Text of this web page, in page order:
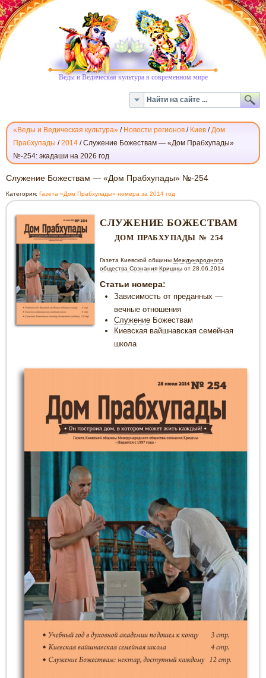
Веды и Ведическая культура в современном мире
«Веды и Ведическая культура» / Новости регионов / Киев /Дом
Прабхупады /2014 /Служение Божествам — «Дом Прабхупады»
№-254: экадаши на 2026 год
СЛУЖЕНИЕ
БОЖЕСТВАМ
—
«ДОМ
ПРАБХУПАДЫ»
№-254
Служение Божествам — «Дом Прабхупады» №-254
Категория: Газета «Дом Прабхупады» номера за 2014 год
СЛУЖЕНИЕ БОЖЕСТВАМ
ДОМ ПРАБХУПАДЫ № 254
Газета Киевской общиныМеждународного
общества Сознания Кришны от 28.06.2014
Статьи номера:
Зависимость от преданных —
вечные отношения
СлужениеБожествам
Киевская вайшнавская семейная
школа